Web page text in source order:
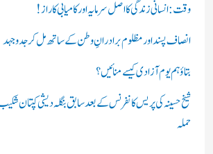
:
وقت: انسانی زندگی کا اصل سرمایہ اور کامیابی کا راز !
انصاف پسند اور مظلوم برادرانِ وطن کے ساتھ مل کر جدوجہد
بتاؤ ہم یوم آزادی کیسے منائیں؟
شیخ حسینہ کی پریس کانفرنس کے بعد سابق بنگلہ دیشی کپتان
حملہ